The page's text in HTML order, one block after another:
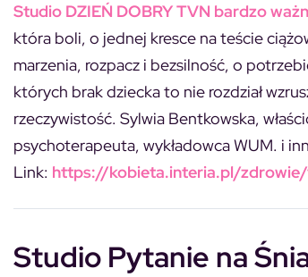
Studio DZIEŃ DOBRY TVN bardzo
która boli, o jednej kresce na teście
marzenia, rozpacz i bezsilność, o
których brak dziecka to nie rozdział
rzeczywistość. Sylwia Bentkowska,
psychoterapeuta, wykładowca WUM. i
Link: https://kobieta.interia.pl/zdrowie/
Studio Pytanie na